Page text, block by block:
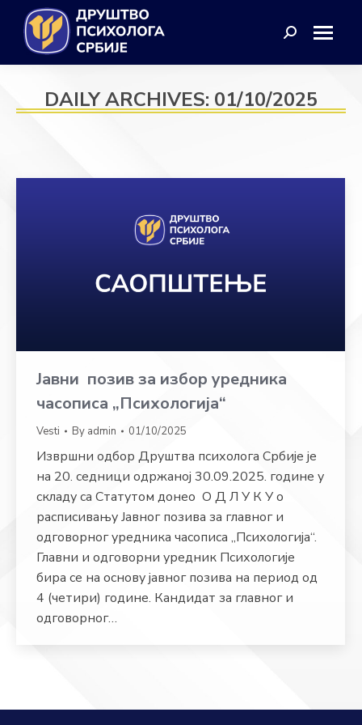
Search:
DAILY ARCHIVES: 01/10/2025
Јавни позив за избор уредника
часописа „Психологија“
Vesti By admin 01/10/2025
Извршни одбор Друштва психолога Србије је
на 20. седници одржаној 30.09.2025. године у
складу са Статутом донео О Д Л У К У о
расписивању Јавног позива за главног и
одговорног уредника часописа „Психологија“.
Главни и одговорни уредник Психологије
бира се на основу јавног позива на период од
4 (четири) године. Кандидат за главног и
одговорног…